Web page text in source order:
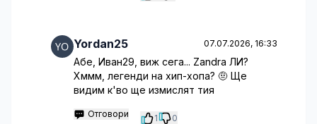
Yordan25 07.07.2026, 16:33
Абе, Иван29, виж сега... Zandra ЛИ?
Хммм, легенди на хип-хопа? 🤨 Ще
видим к'во ще измислят тия
Отговори 1 0